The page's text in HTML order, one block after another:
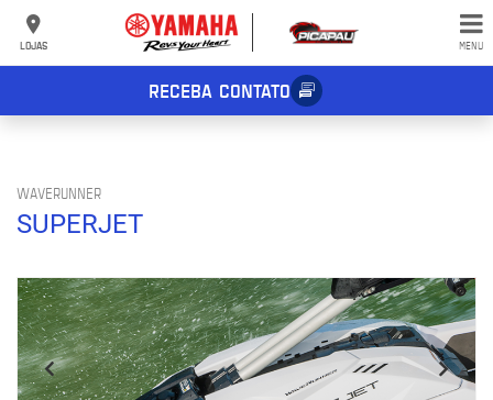
LOJAS MENU
RECEBA CONTATO
WAVERUNNER
SUPERJET